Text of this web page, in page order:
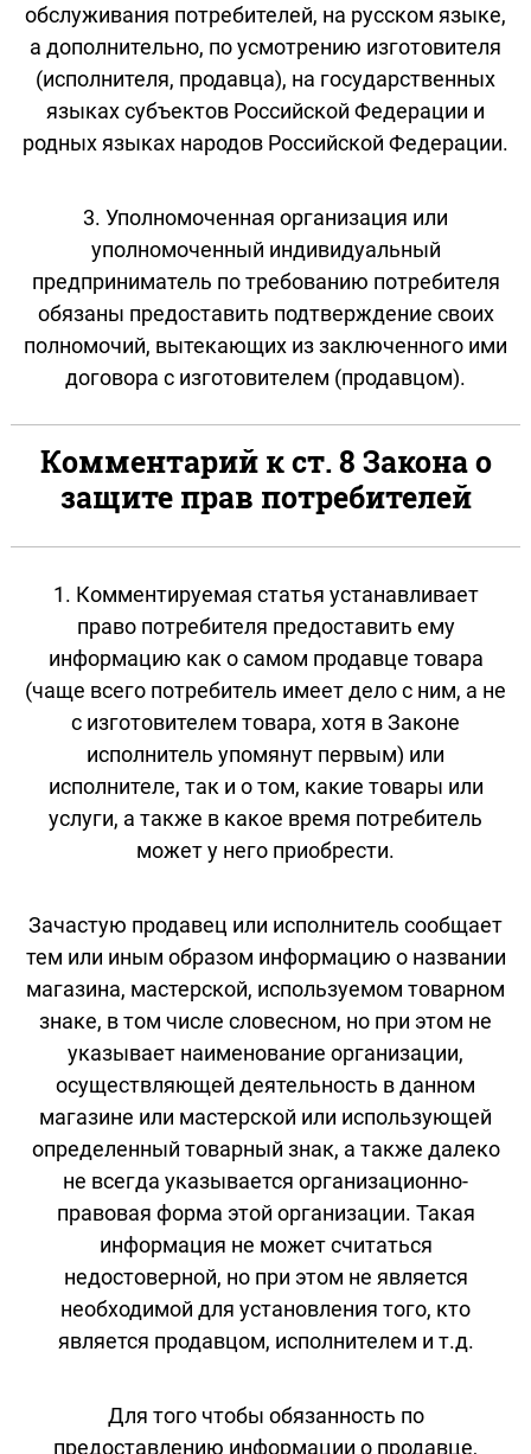
обслуживания потребителей, на русском языке,
а дополнительно, по усмотрению изготовителя
(исполнителя, продавца), на государственных
языках субъектов Российской Федерации и
родных языках народов Российской Федерации.
3. Уполномоченная организация или
уполномоченный индивидуальный
предприниматель по требованию потребителя
обязаны предоставить подтверждение своих
полномочий, вытекающих из заключенного ими
договора с изготовителем (продавцом).
Комментарий к ст. 8 Закона о
защите прав потребителей
1. Комментируемая статья устанавливает
право потребителя предоставить ему
информацию как о самом продавце товара
(чаще всего потребитель имеет дело с ним, а не
с изготовителем товара, хотя в Законе
исполнитель упомянут первым) или
исполнителе, так и о том, какие товары или
услуги, а также в какое время потребитель
может у него приобрести.
Зачастую продавец или исполнитель сообщает
тем или иным образом информацию о названии
магазина, мастерской, используемом товарном
знаке, в том числе словесном, но при этом не
указывает наименование организации,
осуществляющей деятельность в данном
магазине или мастерской или использующей
определенный товарный знак, а также далеко
не всегда указывается организационно-
правовая форма этой организации. Такая
информация не может считаться
недостоверной, но при этом не является
необходимой для установления того, кто
является продавцом, исполнителем и т.д.
Для того чтобы обязанность по
предоставлению информации о продавце,